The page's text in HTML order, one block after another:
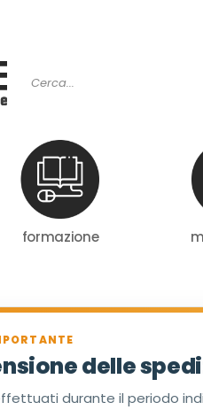
formazione
delle
durante il periodo